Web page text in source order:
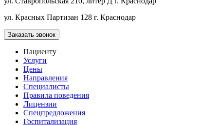
ул. Красных Партизан 128 г. Краснодар
Заказать звонок
Пациенту
Услуги
Цены
Направления
Специалисты
Правила поведения
Лицензии
Спецпредложения
Госпитализация